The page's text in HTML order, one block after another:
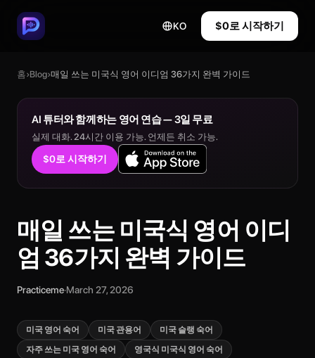
KO $0로 시작하기
홈›Blog›매일 쓰는 미국식 영어 이디엄 36가지 완벽 가이드
AI 튜터와 함께하는 영어 연습 — 3일 무료
실제 대화. 24시간 이용 가능. 언제든 취소 가능.
$0로 시작하기
매일 쓰는 미국식 영어 이디
엄 36가지 완벽 가이드
Practiceme·March 27, 2026
미국 영어 숙어 미국 관용어
미국 슬랭 숙어
자주 쓰는 미국 영어 숙어
영국식 미국식 영어 숙어